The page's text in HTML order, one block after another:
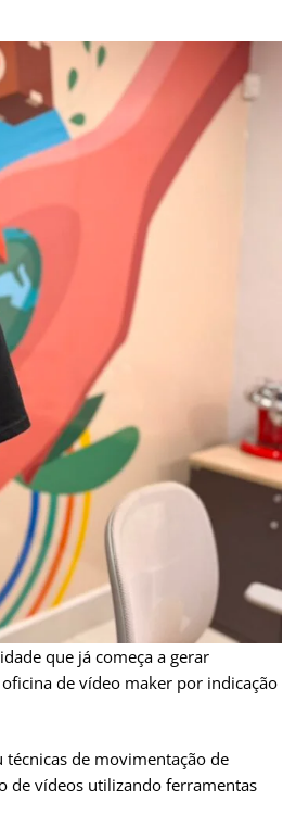
que já começa a gerar
de vídeo maker por indicação
de movimentação de
de vídeos utilizando ferramentas